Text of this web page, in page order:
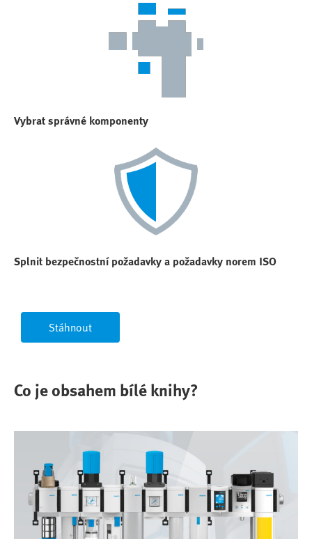
Vybrat správné komponenty
Splnit bezpečnostní požadavky a požadavky norem ISO
Stáhnout
Co je obsahem bílé knihy?